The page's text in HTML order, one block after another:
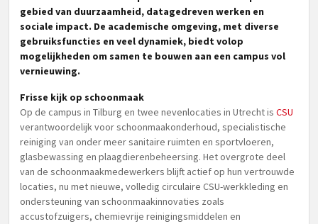
gebied van duurzaamheid, datagedreven werken en
sociale impact. De academische omgeving, met diverse
gebruiksfuncties en veel dynamiek, biedt volop
mogelijkheden om samen te bouwen aan een campus vol
vernieuwing.
Frisse kijk op schoonmaak
Op de campus in Tilburg en twee nevenlocaties in Utrecht is CSU
verantwoordelijk voor schoonmaakonderhoud, specialistische
reiniging van onder meer sanitaire ruimten en sportvloeren,
glasbewassing en plaagdierenbeheersing. Het overgrote deel
van de schoonmaakmedewerkers blijft actief op hun vertrouwde
locaties, nu met nieuwe, volledig circulaire CSU-werkkleding en
ondersteuning van schoonmaakinnovaties zoals
accustofzuigers, chemievrije reinigingsmiddelen en